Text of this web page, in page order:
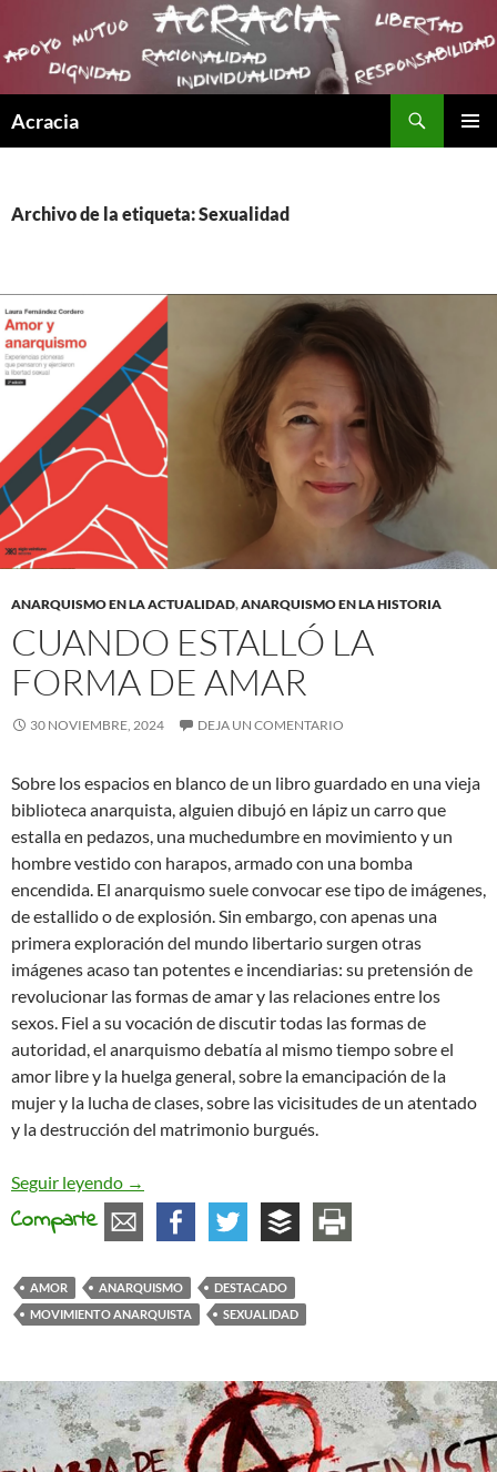
Acracia
Archivo de la etiqueta: Sexualidad
ANARQUISMO EN LA ACTUALIDAD,ANARQUISMO EN LA HISTORIA
CUANDO ESTALLÓ LA
FORMA DE AMAR
30 NOVIEMBRE, 2024 DEJA UN COMENTARIO
Sobre los espacios en blanco de un libro guardado en una vieja
biblioteca anarquista, alguien dibujó en lápiz un carro que
estalla en pedazos, una muchedumbre en movimiento y un
hombre vestido con harapos, armado con una bomba
encendida. El anarquismo suele convocar ese tipo de imágenes,
de estallido o de explosión. Sin embargo, con apenas una
primera exploración del mundo libertario surgen otras
imágenes acaso tan potentes e incendiarias: su pretensión de
revolucionar las formas de amar y las relaciones entre los
sexos. Fiel a su vocación de discutir todas las formas de
autoridad, el anarquismo debatía al mismo tiempo sobre el
amor libre y la huelga general, sobre la emancipación de la
mujer y la lucha de clases, sobre las vicisitudes de un atentado
y la destrucción del matrimonio burgués.
Seguir leyendo Cuando estalló la forma de amar
→
Comparte
AMOR ANARQUISMO
DESTACADO
MOVIMIENTO ANARQUISTA
SEXUALIDAD